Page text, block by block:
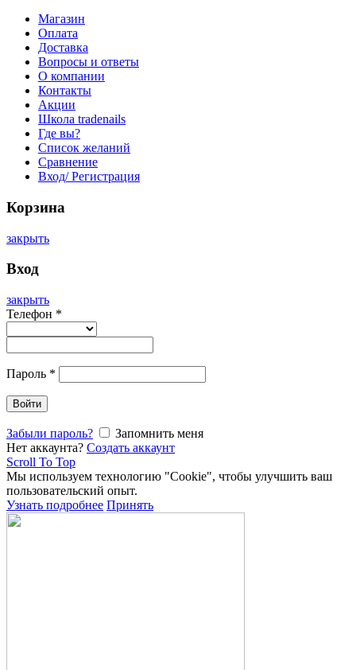
Магазин
Оплата
Доставка
Вопросы и ответы
О компании
Контакты
Акции
Школа tradenails
Где вы?
Список желаний
Сравнение
Вход/ Регистрация
Корзина
закрыть
Вход
закрыть
Телефон *
Пароль *
Войти
Забыли пароль?
Запомнить меня
Нет аккаунта? Создать аккаунт
Scroll To Top
Мы используем технологию "Cookie", чтобы улучшить ваш
пользовательский опыт.
Узнать подробнее Принять